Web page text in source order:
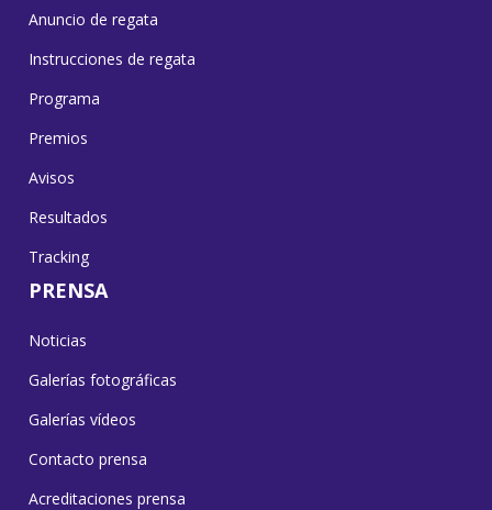
Anuncio de regata
Instrucciones de regata
Programa
Premios
Avisos
Resultados
Tracking
PRENSA
Noticias
Galerías fotográficas
Galerías vídeos
Contacto prensa
Acreditaciones prensa